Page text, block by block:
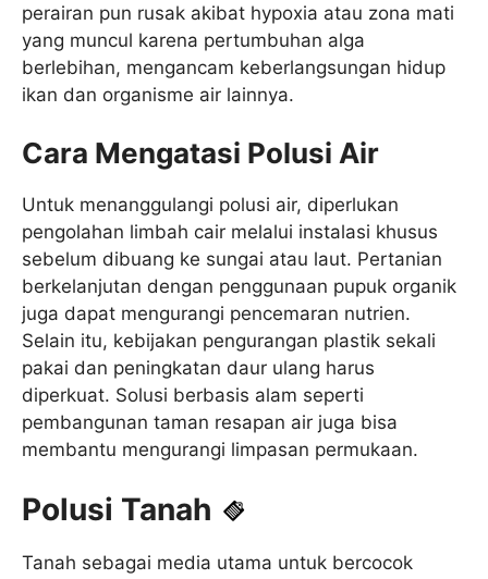
perairan pun rusak akibat hypoxia atau zona mati
yang muncul karena pertumbuhan alga
berlebihan, mengancam keberlangsungan hidup
ikan dan organisme air lainnya.
Cara Mengatasi Polusi Air
Untuk menanggulangi polusi air, diperlukan
pengolahan limbah cair melalui instalasi khusus
sebelum dibuang ke sungai atau laut. Pertanian
berkelanjutan dengan penggunaan pupuk organik
juga dapat mengurangi pencemaran nutrien.
Selain itu, kebijakan pengurangan plastik sekali
pakai dan peningkatan daur ulang harus
diperkuat. Solusi berbasis alam seperti
pembangunan taman resapan air juga bisa
membantu mengurangi limpasan permukaan.
Polusi Tanah
Tanah sebagai media utama untuk bercocok